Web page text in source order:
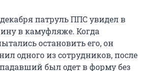
патруль ППС увидел в
в камуфляже. Когда
остановить его, он
одного из сотрудников, после
был одет в форму без